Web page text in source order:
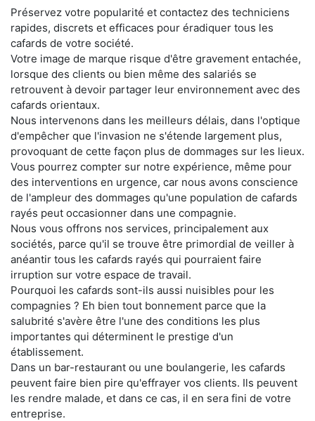
Préservez votre popularité et contactez des techniciens
rapides, discrets et efficaces pour éradiquer tous les
cafards de votre société.
Votre image de marque risque d'être gravement entachée,
lorsque des clients ou bien même des salariés se
retrouvent à devoir partager leur environnement avec des
cafards orientaux.
Nous intervenons dans les meilleurs délais, dans l'optique
d'empêcher que l'invasion ne s'étende largement plus,
provoquant de cette façon plus de dommages sur les lieux.
Vous pourrez compter sur notre expérience, même pour
des interventions en urgence, car nous avons conscience
de l'ampleur des dommages qu'une population de cafards
rayés peut occasionner dans une compagnie.
Nous vous offrons nos services, principalement aux
sociétés, parce qu'il se trouve être primordial de veiller à
anéantir tous les cafards rayés qui pourraient faire
irruption sur votre espace de travail.
Pourquoi les cafards sont-ils aussi nuisibles pour les
compagnies ? Eh bien tout bonnement parce que la
salubrité s'avère être l'une des conditions les plus
importantes qui déterminent le prestige d'un
établissement.
Dans un bar-restaurant ou une boulangerie, les cafards
peuvent faire bien pire qu'effrayer vos clients. Ils peuvent
les rendre malade, et dans ce cas, il en sera fini de votre
entreprise.